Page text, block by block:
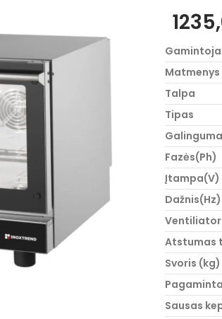
Matmenys
Talpa
Tipas
Fazės(Ph)
Įtampa(V)
Dažnis(Hz)
Atstumas
Svoris (kg)
Sausas